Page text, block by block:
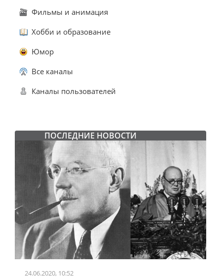
Фильмы и анимация
Хобби и образование
Юмор
Все каналы
Каналы пользователей
ПОСЛЕДНИЕ НОВОСТИ
24.06.2020, 10:52